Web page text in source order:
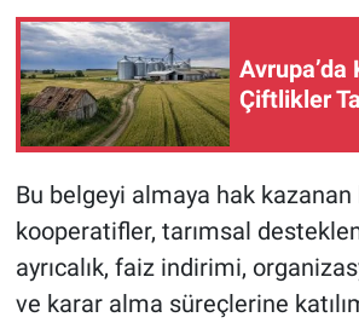
Avrupa’da
Bu belgeyi almaya hak
kooperatifler, tarımsal
ayrıcalık, faiz indirimi,
ve karar alma süreçlerine